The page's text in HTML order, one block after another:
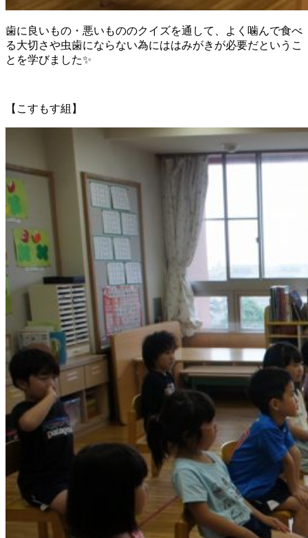
歯に良いもの・悪いもののクイズを通して、よく噛んで食べ
る大切さや虫歯にならない為にははみがきが必要だというこ
とを学びました✨
【こすもす組】